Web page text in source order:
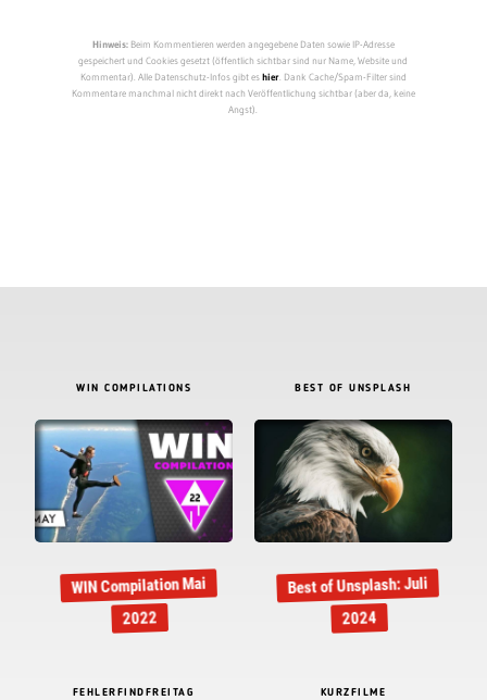
Hinweis:Beim Kommentieren werden angegebene Daten sowie IP-Adresse
gespeichert und Cookies gesetzt (öffentlich sichtbar sind nur Name, Website und
Kommentar). Alle Datenschutz-Infos gibt eshier. Dank Cache/Spam-Filter sind
Kommentare manchmal nicht direkt nach Veröffentlichung sichtbar (aber da, keine
Angst).
WIN COMPILATIONS
WIN Compilation Mai
2022
BEST OF UNSPLASH
Best of Unsplash: Juli
2024
FEHLERFINDFREITAG KURZFILME